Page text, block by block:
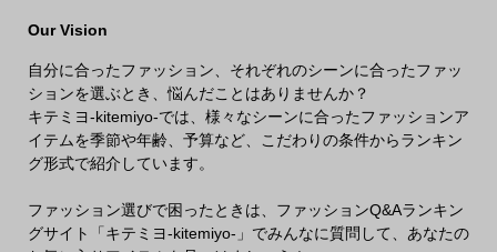
Our Vision
自分に合ったファッション、それぞれのシーンに合ったファッ
ションを選ぶとき、悩んだことはありませんか？
キテミヨ-kitemiyo-では、様々なシーンに合ったファッションア
イテムを季節や年齢、予算など、こだわりの条件からランキン
グ形式で紹介しています。
ファッション選びで困ったときは、ファッションQ&Aランキン
グサイト「キテミヨ-kitemiyo-」でみんなに質問して、あなたの